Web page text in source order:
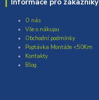
Informace pro zákazníky
O nás
Vše o nákupu
Obchodní podmínky
Poptávka Montáže <50Km
Kontakty
Blog